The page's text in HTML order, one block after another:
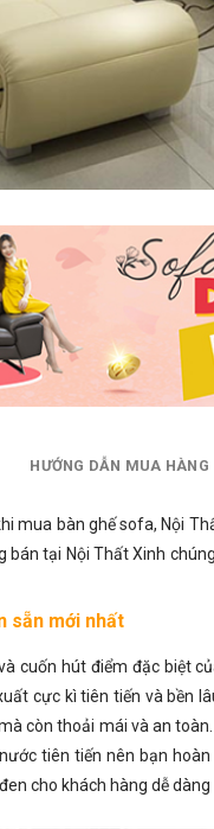
HƯỚNG DẪN MUA HÀNG
mua bàn ghế sofa, Nội
bán tại Nội Thất Xinh
sẵn mới nhất
cuốn hút điểm đặc biệt
cực kì tiên tiến và bền
còn thoải mái và an
tiên tiến nên bạn
cho khách hàng dễ dàng